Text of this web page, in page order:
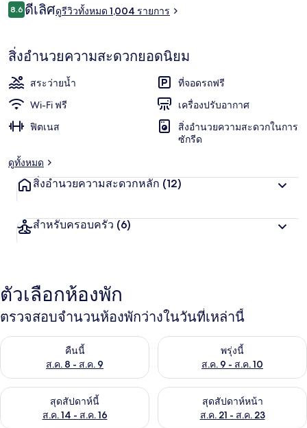
รีวิว
8.68.6 จาก 10
ดีเลิศดูรีวิวทั้งหมด 1,004 รายการ
สิ่งอำนวยความสะดวกยอดนิยม
สระว่ายน้ำ
ที่จอดรถฟรี
Wi-Fi ฟรี
เครื่องปรับอากาศ
ฟิตเนส
สิ่งอำนวยความสะดวกในการ
ซักรีด
ดูทั้งหมด
สิ่งอำนวยความสะดวกหลัก (12)
สำหรับครอบครัว (6)
ตัวเลือกห้องพัก
ตรวจสอบจำนวนห้องพักว่างในวันที่เหล่านี้
คืนนี้
ส.ค. 8 - ส.ค. 9
ตรวจสอบจำนวนห้องพักว่างในคืนนี้ ส.ค. 8 - ส.ค. 9พรุ่งนี้
ส.ค. 9 - ส.ค. 10
ตรวจสอบจำนวนห้องพักว่างใน
สุดสัปดาห์นี้
ส.ค. 14 - ส.ค. 16
ตรวจสอบจำนวนห้องพักว่างในสุดสัปดาห์นี้ ส.ค. 14 - ส.ค. 16
สุดสัปดาห์หน้า
ส.ค. 21 - ส.ค. 23
ตรวจสอบจำนวนห้องพักว่างใน